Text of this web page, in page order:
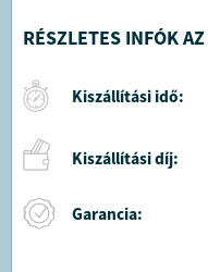
RÉSZLETES INFÓK
Kiszállítási idő:
Kiszállítási díj:
Garancia: